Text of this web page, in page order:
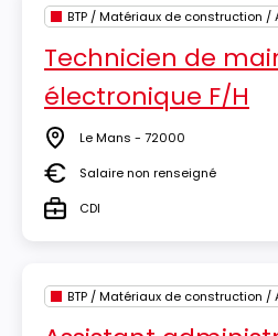
Technicien de
électronique F/H
Lieu Le Mans - 72000
SalaireSalaire non renseigné
TypeCDI